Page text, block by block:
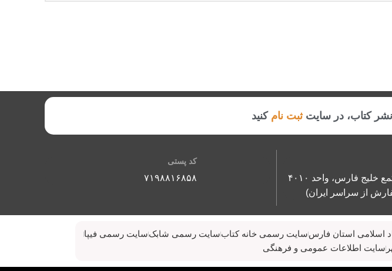
نشر کتاب، در سایتثبت نام کنید
شیراز، مجتمع خلیج فارس، واحد ۴۰۱۰
از سراسر ایران)
کد پستی
۷۱۹۸۸۱۶۸۵۸
اسلامی استان فارسسایت رسمی خانه کتابسایت رسمی شابکسایت رسمی فیپا
سایت اطلاعات عمومی و فرهنگی